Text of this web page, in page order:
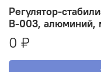
Регулятор-
В-003, алюминий,
0 ₽